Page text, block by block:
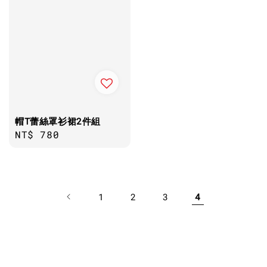
帽T蕾絲罩衫裙2件組
Regular
NT$ 780
1 2 3 4